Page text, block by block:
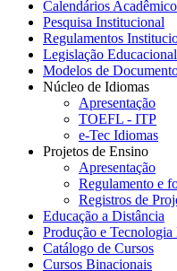
Calendários
Pesquisa Institucional
Regulamentos
Legislação Educacional
Modelos de
Núcleo de Idiomas
Apresentação
TOEFL - ITP
e-Tec Idiomas
Projetos de Ensino
Apresentação
Regulamento e
Registros de
Educação a Distância
Produção e Tecnologia
Catálogo de Cursos
Cursos Binacionais